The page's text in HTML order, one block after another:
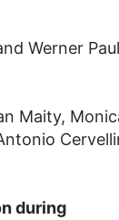
Werner
Maity,
during